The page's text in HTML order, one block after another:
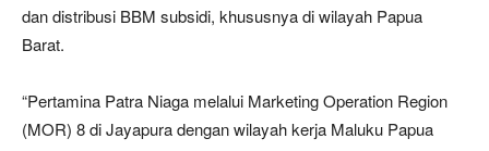
dan distribusi BBM subsidi, khususnya di wilayah Papua
Barat.
“Pertamina Patra Niaga melalui Marketing Operation Region
(MOR) 8 di Jayapura dengan wilayah kerja Maluku Papua